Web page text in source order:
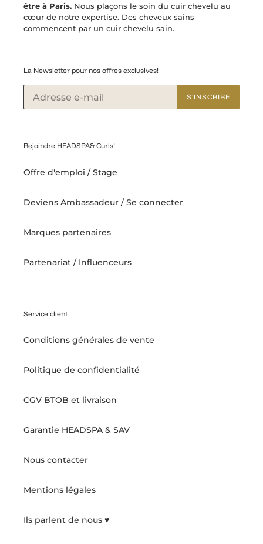
être à Paris. Nous plaçons le soin du cuir chevelu au
cœur de notre expertise. Des cheveux sains
commencent par un cuir chevelu sain.
La Newsletter pour nos offres exclusives!
S'INSCRIRE
Rejoindre HEADSPA& Curls!
Offre d'emploi / Stage
Deviens Ambassadeur / Se connecter
Marques partenaires
Partenariat / Influenceurs
Service client
Conditions générales de vente
Politique de confidentialité
CGV BTOB et livraison
Garantie HEADSPA & SAV
Nous contacter
Mentions légales
Ils parlent de nous ♥️